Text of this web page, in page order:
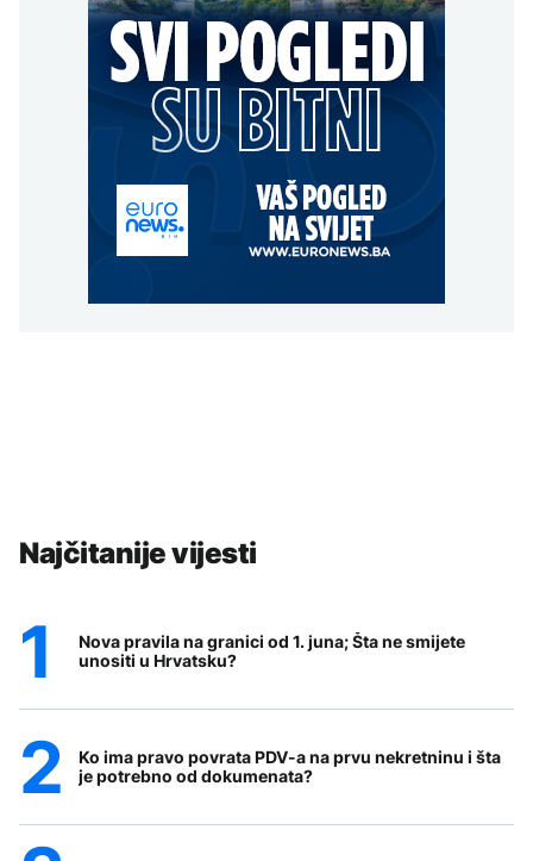
Najčitanije vijesti
Nova pravila na granici od 1. juna; Šta ne smijete
unositi u Hrvatsku?
Ko ima pravo povrata PDV-a na prvu nekretninu i šta
je potrebno od dokumenata?